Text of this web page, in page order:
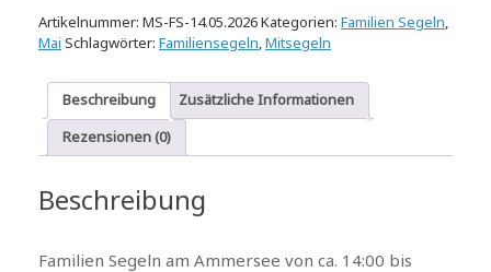
Artikelnummer: MS-FS-14.05.2026Kategorien: Familien Segeln,
Mai Schlagwörter: Familiensegeln,Mitsegeln
Beschreibung
Zusätzliche Informationen
Rezensionen (0)
Beschreibung
Familien Segeln am Ammersee von ca. 14:00 bis